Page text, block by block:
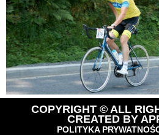
COPYRIGHT © ALL
CREATED BY
POLITYKA